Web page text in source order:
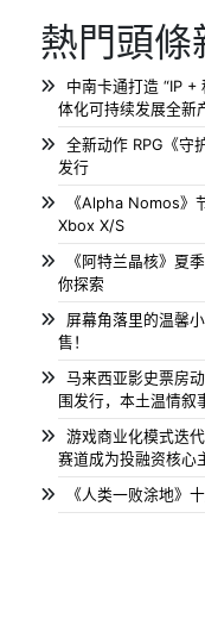
熱門頭條
中南卡通打造 “IP +
体化可持续发展全新
全新动作 RPG《守
发行
《Alpha Nomos》
Xbox X/S
《阿特兰晶核》夏
你探索
屏幕角落里的温馨
售！
马来西亚影史票房
围发行，本土温情叙
游戏商业化模式迭
赛道成为投融资核心
《人类一败涂地》